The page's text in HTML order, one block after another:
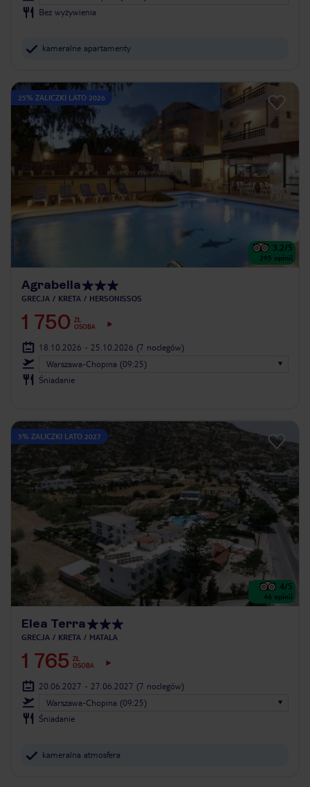
Bez wyżywienia
kameralne apartamenty
25% ZALICZKI LATO 2026
3.2/5
295 opinii
Agrabella
GRECJA KRETA HERSONISSOS
1 750 ZŁ
OSOBA
18.10.2026 - 25.10.2026 (7 noclegów)
Warszawa-Chopina (09:25)
Śniadanie
5% ZALICZKI LATO 2027
4/5
46 opinii
Elea Terra
GRECJA KRETA MATALA
1 765 ZŁ
OSOBA
20.06.2027 - 27.06.2027 (7 noclegów)
Warszawa-Chopina (09:25)
Śniadanie
kameralna atmosfera